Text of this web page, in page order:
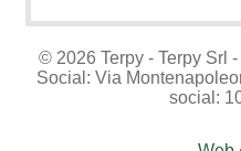
© 2026 Terpy - Terpy Srl
Social: Via
social: